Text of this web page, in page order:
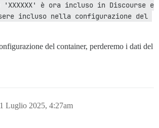
è ora incluso in Discourse e
incluso nella configurazione del
del container, perderemo i dati del
Luglio 2025, 4:27am